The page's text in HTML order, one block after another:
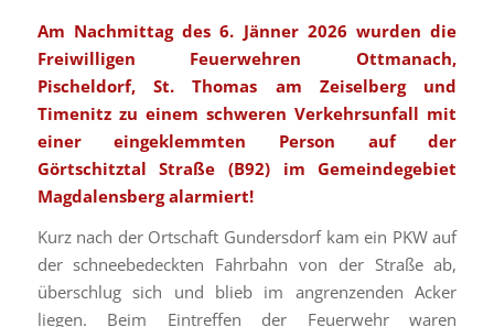
Am Nachmittag des 6. Jänner 2026 wurden die
Freiwilligen Feuerwehren Ottmanach,
Pischeldorf, St. Thomas am Zeiselberg und
Timenitz zu einem schweren Verkehrsunfall mit
einer eingeklemmten Person auf der
Görtschitztal Straße (B92) im Gemeindegebiet
Magdalensberg alarmiert!
Kurz nach der Ortschaft Gundersdorf kam ein PKW auf
der schneebedeckten Fahrbahn von der Straße ab,
überschlug sich und blieb im angrenzenden Acker
liegen. Beim Eintreffen der Feuerwehr waren